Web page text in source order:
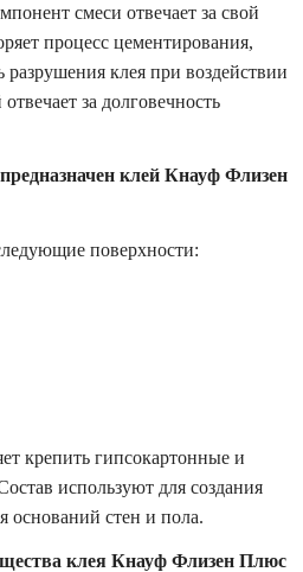
смеси отвечает за свой
процесс цементирования,
разрушения клея при воздействии
за долговечность
клей Кнауф Флизен
поверхности:
крепить гипсокартонные и
используют для создания
оснований стен и пола.
клея Кнауф Флизен Плюс